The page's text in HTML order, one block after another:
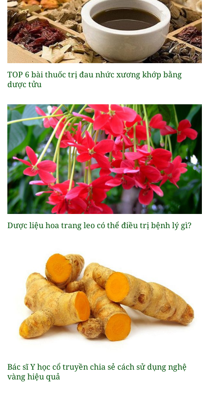
TOP 6 bài thuốc trị đau nhức xương khớp bằng
dược tửu
Dược liệu hoa trang leo có thể điều trị bệnh lý gì?
Bác sĩ Y học cổ truyền chia sẻ cách sử dụng nghệ
vàng hiệu quả